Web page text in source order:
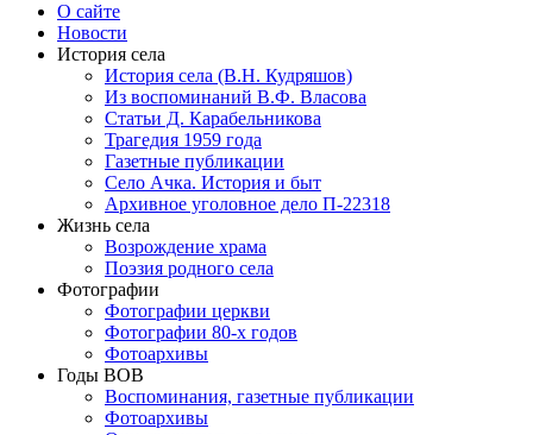
О сайте
Новости
История села
История села (В.Н. Кудряшов)
Из воспоминаний В.Ф. Власова
Статьи Д. Карабельникова
Трагедия 1959 года
Газетные публикации
Село Ачка. История и быт
Архивное уголовное дело П-22318
Жизнь села
Возрождение храма
Поэзия родного села
Фотографии
Фотографии церкви
Фотографии 80-х годов
Фотоархивы
Годы ВОВ
Воспоминания, газетные публикации
Фотоархивы